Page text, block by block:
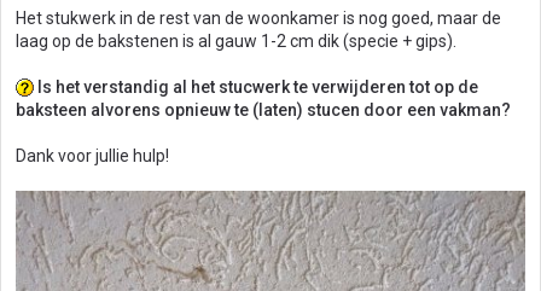
Het stukwerk in de rest van de woonkamer is nog goed, maar de
laag op de bakstenen is al gauw 1-2 cm dik (specie + gips).
Is het verstandig al het stucwerk te verwijderen tot op de
baksteen alvorens opnieuw te (laten) stucen door een vakman?
Dank voor jullie hulp!